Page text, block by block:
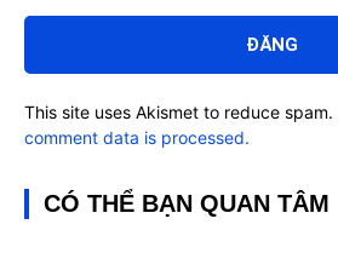
luận:
This site uses Akismet to reduce spam.
comment data is processed.
CÓ THỂ BẠN QUAN TÂM